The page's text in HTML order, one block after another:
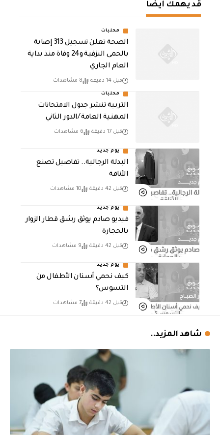
قد يهمك أيضا
محليات
الصحة تعلن تسجيل 313 إصابة
بالحمى النزفية و24 وفاة منذ بداية
العام الجاري
قبل 14 دقيقة 8 مشاهدات
محليات
التربية تنشر جدول الامتحانات
المهنية العامة /الدور الثاني
قبل 17 دقيقة 6 مشاهدات
يوم جديد
البدلة الرجالية.. تفاصيل تصنع
الأناقة
قبل 42 دقيقة 10 مشاهدات
يوم جديد
فيديو صادم يوثق رشق قطار الزوار
بالحجارة
قبل 42 دقيقة 9 مشاهدات
يوم جديد
كيف نحمي أسنان الأطفال من
التسوس؟
قبل 42 دقيقة 7 مشاهدات
شاهد المزيد..